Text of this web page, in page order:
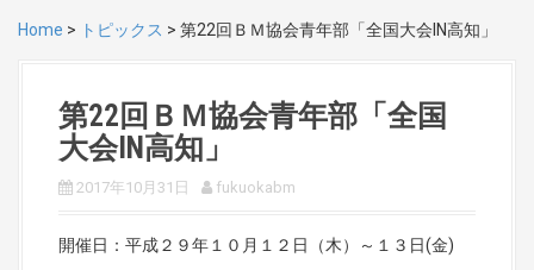
Home > トピックス > 第22回ＢＭ協会青年部「全国大会IN高知」
第22回ＢＭ協会青年部「全国
大会IN高知」
2017年10月31日 fukuokabm
開催日：平成２９年１０月１２日（木）～１３日(金)